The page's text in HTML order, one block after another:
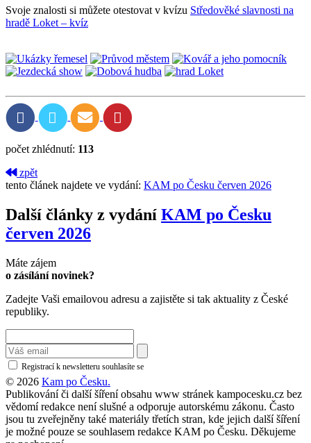
Svoje znalosti si můžete otestovat v kvízu Středověké slavnosti na
hradě Loket – kvíz
počet zhlédnutí: 113
zpět
tento článek najdete ve vydání: KAM po Česku červen 2026
Další články z vydání KAM po Česku
červen 2026
Máte zájem
o zásílání novinek?
Zadejte Vaši emailovou adresu a zajistěte si tak aktuality z České
republiky.
Registrací k newsletteru souhlasíte se
© 2026 Kam po Česku.
Publikování či další šíření obsahu www stránek kampocesku.cz bez
vědomí redakce není slušné a odporuje autorskému zákonu. Často
jsou tu zveřejněny také materiály třetích stran, kde jejich další šíření
je možné pouze se souhlasem redakce KAM po Česku. Děkujeme